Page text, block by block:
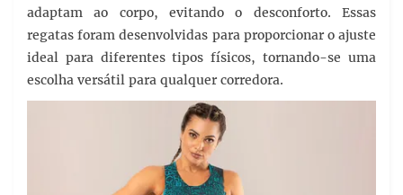
adaptam ao corpo, evitando o desconforto. Essas
regatas foram desenvolvidas para proporcionar o ajuste
ideal para diferentes tipos físicos, tornando-se uma
escolha versátil para qualquer corredora.